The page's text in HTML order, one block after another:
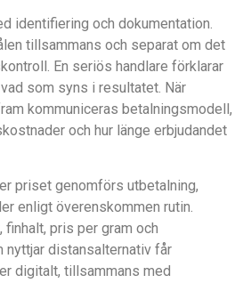
identifiering och dokumentation.
tillsammans och separat om det
En seriös handlare förklarar
som syns i resultatet. När
kommuniceras betalningsmodell,
och hur länge erbjudandet
priset genomförs utbetalning,
enligt överenskommen rutin.
finhalt, pris per gram och
nyttjar distansalternativ får
digitalt, tillsammans med